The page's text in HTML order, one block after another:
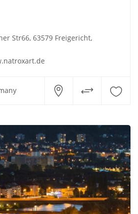
Str66, 63579 Freigericht,